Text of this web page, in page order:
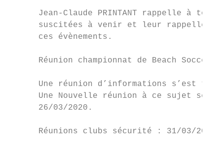
Jean-Claude PRINTANT rappelle à
suscitées à venir et leur rappelle
      ces évènements.
Réunion championnat de Beach Soccer
Une réunion d’informations s’est
Une Nouvelle réunion à ce sujet se
      26/03/2020.
Réunions clubs sécurité : 31/03/